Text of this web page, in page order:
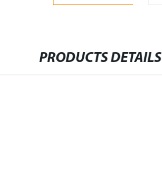
PRODUCTS DETAILS